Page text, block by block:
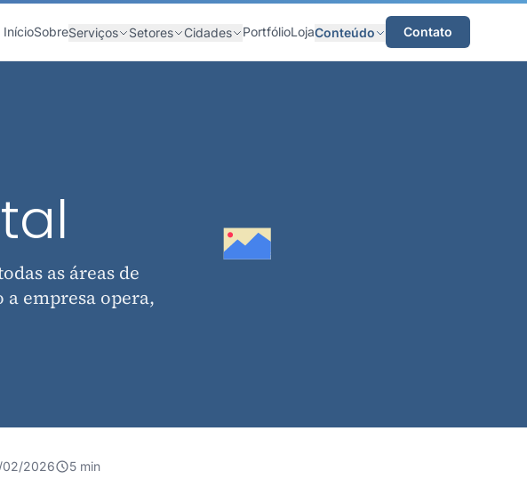
InícioSobreServiços Setores Cidades PortfólioLojaConteúdo Contato
as áreas de
empresa opera,
02/2026 5 min